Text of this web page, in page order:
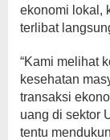
ekonomi lokal,
terlibat
“Kami melihat
kesehatan
transaksi
uang di sektor
tentu